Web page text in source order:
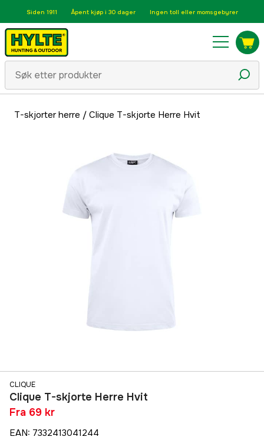
Siden 1911 Åpent kjøp i 30 dager Ingen toll eller momsgebyrer
T-skjorter herre / Clique T-skjorte Herre Hvit
CLIQUE
Clique T-skjorte Herre Hvit
Fra 69 kr
EAN: 7332413041244